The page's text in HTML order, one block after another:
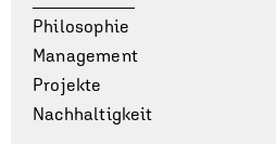
Philosophie
Management
Projekte
Nachhaltigkeit